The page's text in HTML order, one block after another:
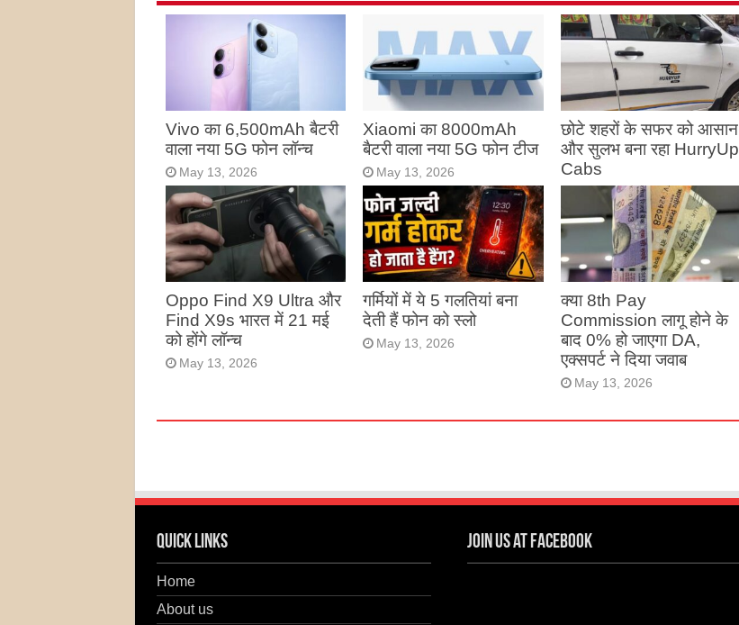
Vivo का 6,500mAh बैटरी
वाला नया 5G फोन लॉन्च
May 13, 2026
Xiaomi का 8000mAh
बैटरी वाला नया 5G फोन टीज
May 13, 2026
छोटे शहरों के सफर को आसान
और सुलभ बना रहा HurryUp
Cabs
May 13, 2026
Oppo Find X9 Ultra और
Find X9s भारत में 21 मई
को होंगे लॉन्च
May 13, 2026
गर्मियों में ये 5 गलतियां बना
देती हैं फोन को स्लो
May 13, 2026
क्या 8th Pay
Commission लागू होने के
बाद 0% हो जाएगा DA,
एक्सपर्ट ने दिया जवाब
May 13, 2026
Quick Links
Home
About us
Join us at Facebook